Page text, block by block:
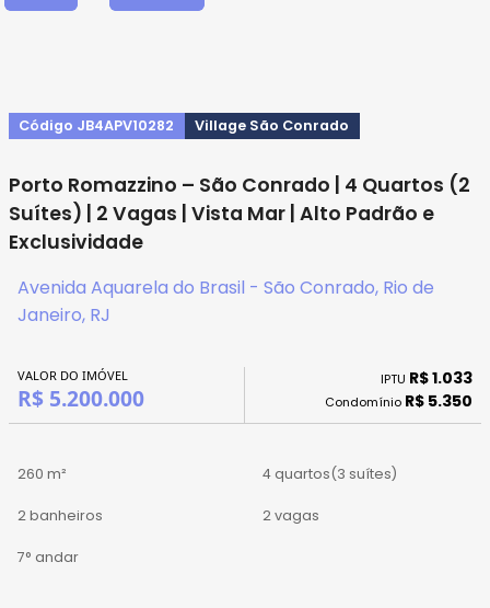
Código JB4APV10282 Village São Conrado
Porto Romazzino – São Conrado | 4 Quartos (2
Suítes) | 2 Vagas | Vista Mar | Alto Padrão e
Exclusividade
Avenida Aquarela do Brasil - São Conrado, Rio de
Janeiro, RJ
VALOR DO IMÓVEL
R$ 5.200.000
IPTU R$ 1.033
Condomínio R$ 5.350
260 m² 4 quartos(3 suítes)
2 banheiros 2 vagas
7° andar